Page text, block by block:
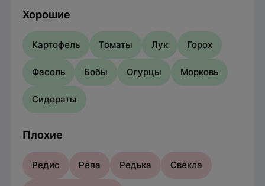
Хорошие
Картофель Томаты Лук Горох
Фасоль Бобы Огурцы Морковь
Сидераты
Плохие
Редис Репа Редька Свекла